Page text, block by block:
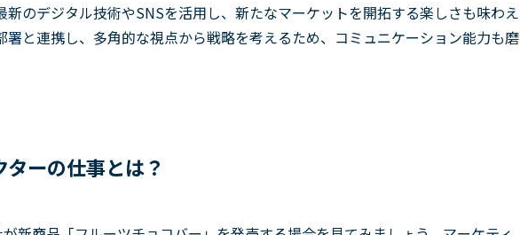
新のデジタル技術やSNSを活用し、新たなマーケットを開拓する楽しさも味わえ
署と連携し、多角的な視点から戦略を考えるため、コミュニケーション能力も磨
ーの仕事とは？